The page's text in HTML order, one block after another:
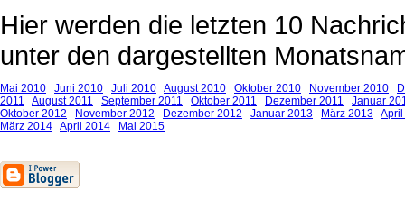
Hier werden die letzten 10
unter den dargestellten
Mai 2010 Juni 2010 Juli 2010 August 2010 Oktober 2010 November 2010
2011
August 2011 September 2011 Oktober 2011 Dezember 2011
Januar
Oktober 2012
November 2012 Dezember 2012 Januar 2013 März 2013
März 2014 April 2014 Mai 2015